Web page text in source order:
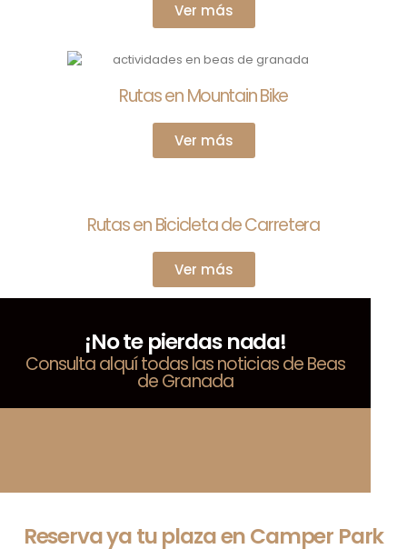
Ver más
Rutas en Mountain Bike
Ver más
Rutas en Bicicleta de Carretera
Ver más
¡No te pierdas nada!
Consulta alquí todas las noticias de Beas
de Granada
Reserva ya tu plaza en Camper Park